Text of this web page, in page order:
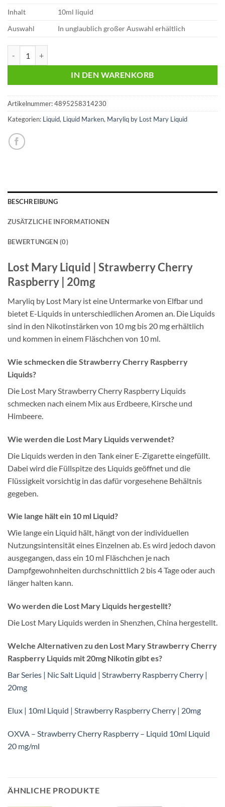
Inhalt
10ml liquid
Auswahl
In unglaublich großer Auswahl erhältlich
IN DEN WARENKORB
Artikelnummer:4895258314230
Kategorien: Liquid, Liquid Marken, Maryliq by Lost Mary Liquid
BESCHREIBUNG
ZUSÄTZLICHE INFORMATIONEN
BEWERTUNGEN (0)
Lost Mary Liquid | Strawberry Cherry
Raspberry | 20mg
Maryliq by Lost Mary ist eine Untermarke von Elfbar und
bietet E-Liquids in unterschiedlichen Aromen an. Die Liquids
sind in den Nikotinstärken von 10 mg bis 20 mg erhältlich
und kommen in einem Fläschchen von 10 ml.
Wie schmecken die Strawberry Cherry Raspberry
Liquids?
Die Lost Mary Strawberry Cherry Raspberry Liquids
schmecken nach einem Mix aus Erdbeere, Kirsche und
Himbeere.
Wie werden die Lost Mary Liquids verwendet?
Die Liquids werden in den Tank einer E-Zigarette eingefüllt.
Dabei wird die Füllspitze des Liquids geöffnet und die
Flüssigkeit vorsichtig in das dafür vorgesehene Behältnis
gegeben.
Wie lange hält ein 10 ml Liquid?
Wie lange ein Liquid hält, hängt von der individuellen
Nutzungsintensität eines Einzelnen ab. Es wird jedoch davon
ausgegangen, dass ein 10 ml Fläschchen je nach
Dampfgewohnheiten durchschnittlich 2 bis 4 Tage oder auch
länger halten kann.
Wo werden die Lost Mary Liquids hergestellt?
Die Lost Mary Liquids werden in Shenzhen, China hergestellt.
Welche Alternativen zu den Lost Mary Strawberry Cherry
Raspberry Liquids mit 20mg Nikotin gibt es?
Bar Series | Nic Salt Liquid | Strawberry Raspberry Cherry |
20mg
Elux | 10ml Liquid | Strawberry Raspberry Cherry | 20mg
OXVA – Strawberry Cherry Raspberry – Liquid 10ml Liquid
20 mg/ml
ÄHNLICHE PRODUKTE